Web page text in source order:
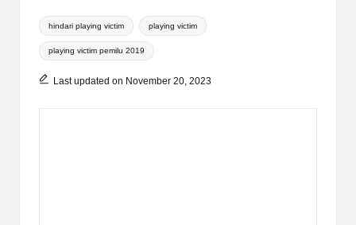
Tags:
hindari playing victim playing victim
playing victim pemilu 2019
Last updated on November 20, 2023